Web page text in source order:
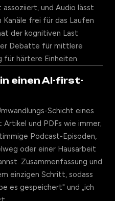
und Audio lässt
Kanäle frei für das Laufen
der kognitiven Last
Debatte für mittlere
für härtere Einheiten.
einen AI-first-
Schicht eines
und PDFs wie immer;
Podcast-Episoden,
oder einer Hausarbeit
Zusammenfassung und
einzigen Schritt, sodass
es gespeichert" und „ich